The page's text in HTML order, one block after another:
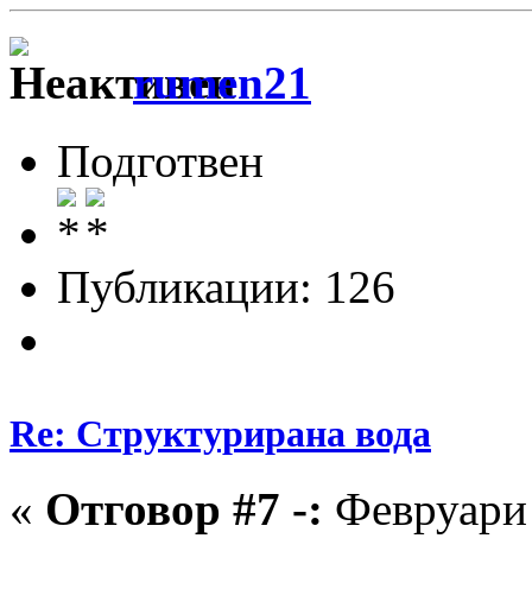
rumen21
Подготвен
Публикации: 126
Re: Структурирана вода
« Отговор #7 -: